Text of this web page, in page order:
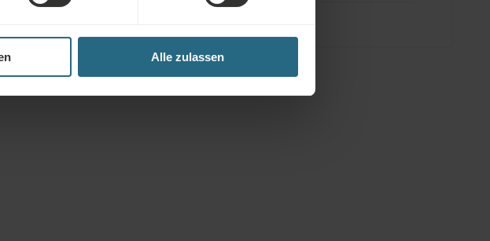
Alle zulassen